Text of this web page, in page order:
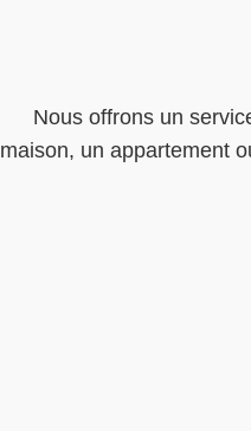
Nous offrons un
maison, un appartement